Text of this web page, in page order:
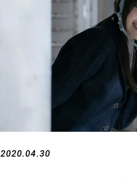
2020.04.30